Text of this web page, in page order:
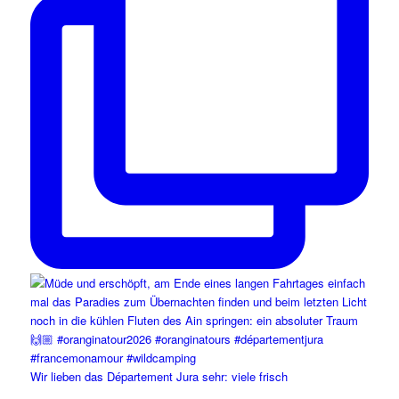
Wir lieben das Département Jura sehr: viele frisch